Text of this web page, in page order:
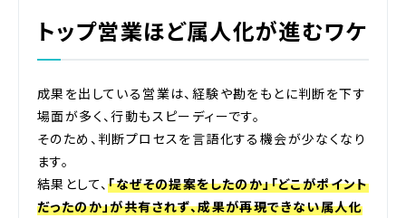
トップ営業ほど属人化が進むワケ
成果を出している営業は、経験や勘をもとに判断を下す
場面が多く、行動もスピーディーです。
そのため、判断プロセスを言語化する機会が少なくなり
ます。
結果として、「なぜその提案をしたのか」「どこがポイント
だったのか」が共有されず、成果が再現できない属人化